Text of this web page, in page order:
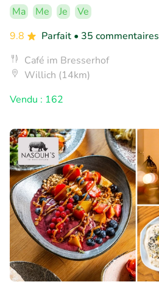
Ma Me Je
Ve
9.8
Parfait • 35 commentaires
Café im Bresserhof
Willich (14km)
Vendu : 162